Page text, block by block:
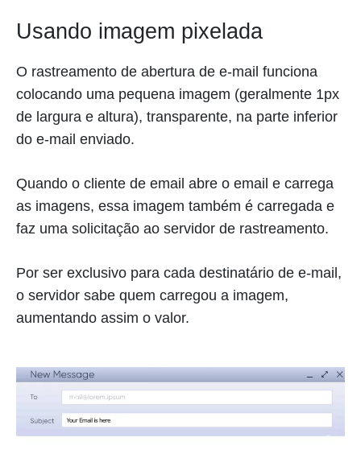
Usando imagem pixelada
O rastreamento de abertura de e-mail funciona
colocando uma pequena imagem (geralmente 1px
de largura e altura), transparente, na parte inferior
do e-mail enviado.
Quando o cliente de email abre o email e carrega
as imagens, essa imagem também é carregada e
faz uma solicitação ao servidor de rastreamento.
Por ser exclusivo para cada destinatário de e-mail,
o servidor sabe quem carregou a imagem,
aumentando assim o valor.